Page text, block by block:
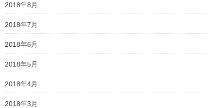
2018年8月
2018年7月
2018年6月
2018年5月
2018年4月
2018年3月